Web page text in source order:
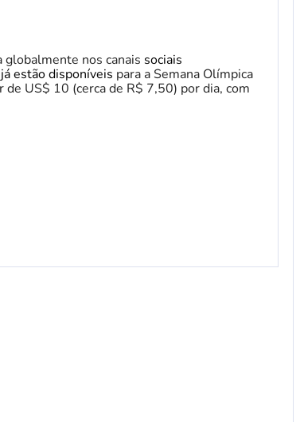
globalmente nos canais sociais
já estão disponíveis para a Semana Olímpica
US$ 10 (cerca de R$ 7,50) por dia, com